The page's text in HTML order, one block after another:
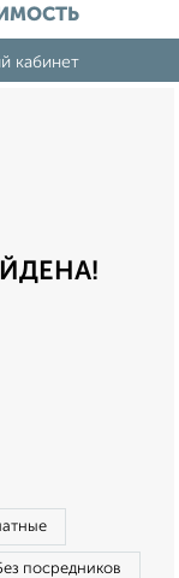
кабинет
посредников